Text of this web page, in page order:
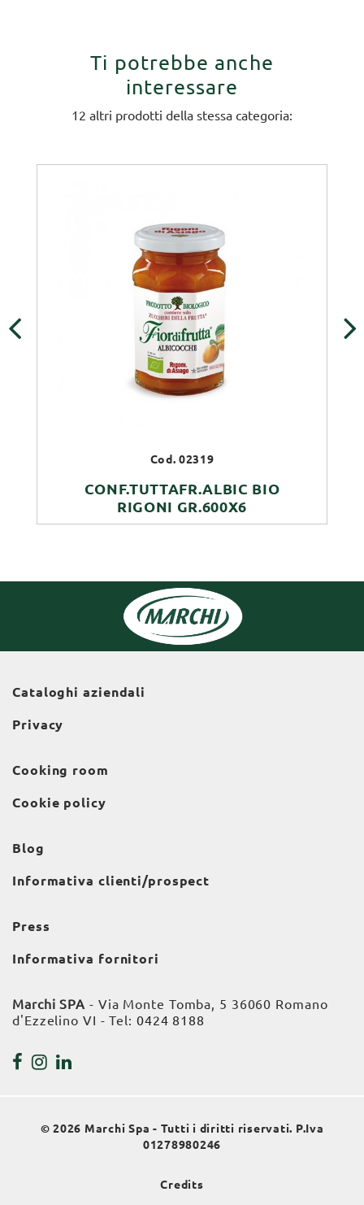
Ti potrebbe anche
interessare
12 altri prodotti della stessa categoria:
Cod. 02319
CONF.TUTTAFR.ALBIC BIO
RIGONI GR.600X6
Cataloghi aziendali
Privacy
Cooking room
Cookie policy
Blog
Informativa clienti/prospect
Press
Informativa fornitori
Marchi SPA - Via Monte Tomba, 5 36060 Romano
d'Ezzelino VI - Tel: 0424 8188
© 2026 Marchi Spa - Tutti i diritti riservati. P.Iva
01278980246
Credits